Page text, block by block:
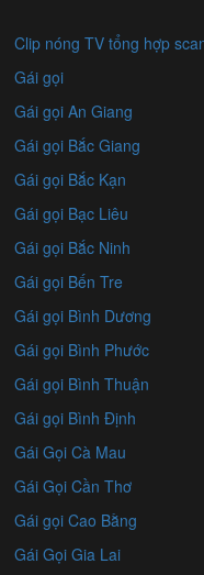
Clip nóng TV tổng hợp
Gái gọi
Gái gọi An Giang
Gái gọi Bắc Giang
Gái gọi Bắc Kạn
Gái gọi Bạc Liêu
Gái gọi Bắc Ninh
Gái gọi Bến Tre
Gái gọi Bình Dương
Gái gọi Bình Phước
Gái gọi Bình Thuận
Gái gọi Bình Định
Gái Gọi Cà Mau
Gái Gọi Cần Thơ
Gái gọi Cao Bằng
Gái Gọi Gia Lai